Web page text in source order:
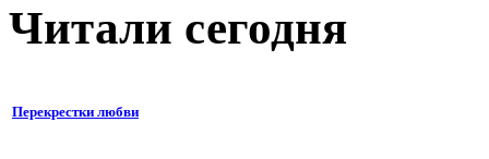
Читали сегодня
Перекрестки любви